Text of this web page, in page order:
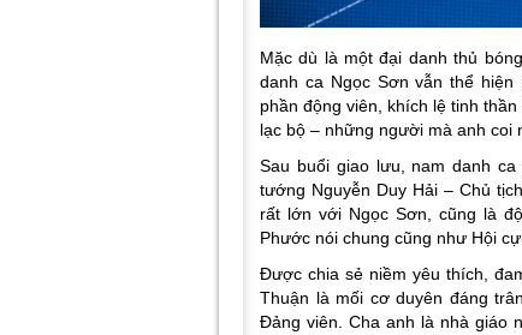
Mặc dù là một đại danh thủ
danh ca Ngọc Sơn vẫn thể
phần động viên, khích lệ tinh
lạc bộ – những người mà anh
Sau buổi giao lưu, nam danh
tướng Nguyễn Duy Hải – Chủ
rất lớn với Ngọc Sơn, cũng là
Phước nói chung cũng như Hội
Được chia sẻ niềm yêu thích,
Thuận là mối cơ duyên đáng
Đảng viên. Cha anh là nhà giáo